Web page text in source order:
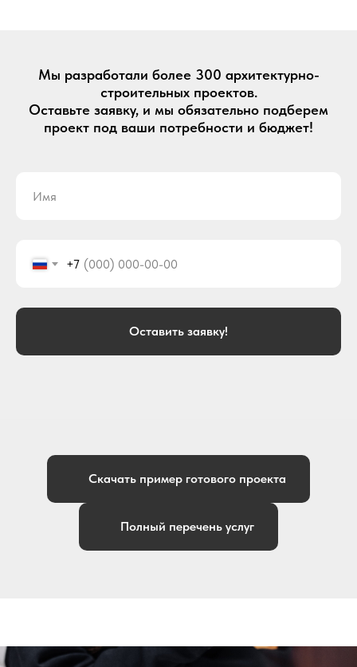
Мы разработали более 300 архитектурно-
строительных проектов.
Оставьте заявку, и мы обязательно подберем
проект под ваши потребности и бюджет!
+7
Оставить заявку!
Скачать пример готового проекта
Полный перечень услуг